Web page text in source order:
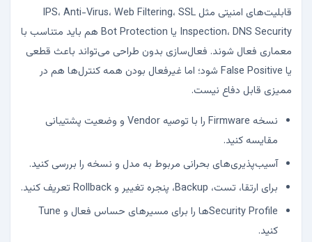
قابلیت‌های امنیتی مثل IPS، Anti-Virus، Web Filtering، SSL
Inspection، DNS Security یا Bot Protection هم باید متناسب با
معماری فعال شوند. فعال‌سازی بدون طراحی می‌تواند باعث قطعی
یا False Positive شود؛ اما غیرفعال بودن همه کنترل‌ها هم در
ممیزی قابل دفاع نیست.
نسخه Firmware را با توصیه Vendor و وضعیت پشتیبانی
مقایسه کنید.
آسیب‌پذیری‌های بحرانی مربوط به مدل و نسخه را بررسی کنید.
برای ارتقا، تست، Backup، پنجره تغییر و Rollback تعریف کنید.
Security Profileها را برای مسیرهای حساس فعال و Tune
کنید.